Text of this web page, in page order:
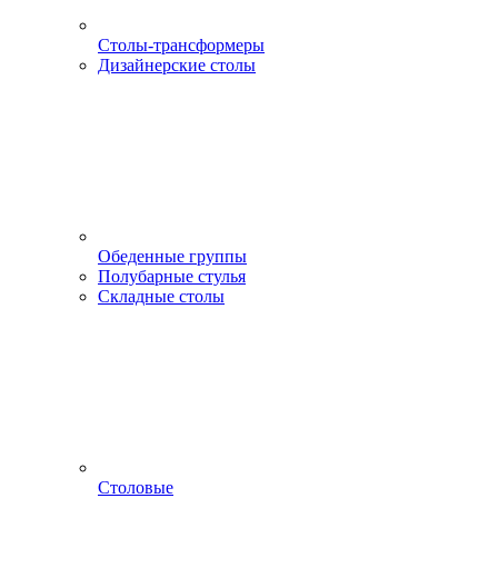
Столы-трансформеры
Дизайнерские столы
Обеденные группы
Полубарные стулья
Складные столы
Столовые